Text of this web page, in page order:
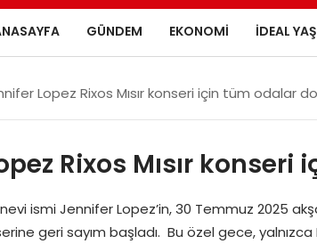
GÜNDEM EKONOMI İDEAL
Lopez Rixos Mısır konseri için tüm odalar
Rixos Mısır
ismi Jennifer Lopez’in, 30 Temmuz 2025
geri sayım başladı. Bu özel gece,